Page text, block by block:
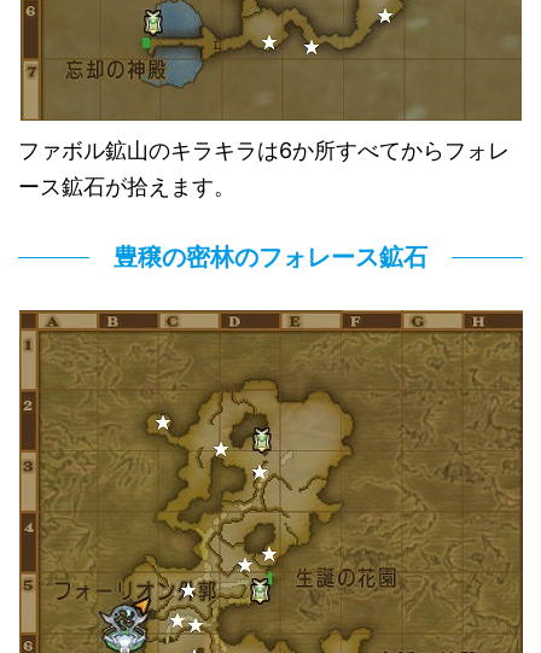
ファボル鉱山のキラキラは6か所すべてからフォレ
ース鉱石が拾えます。
豊穣の密林のフォレース鉱石